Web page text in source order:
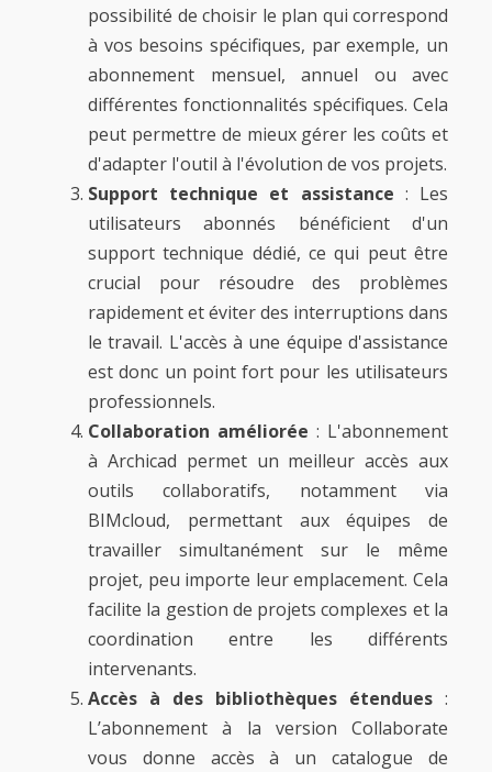
possibilité de choisir le plan qui correspond
à vos besoins spécifiques, par exemple, un
abonnement mensuel, annuel ou avec
différentes fonctionnalités spécifiques. Cela
peut permettre de mieux gérer les coûts et
d'adapter l'outil à l'évolution de vos projets.
Support technique et assistance : Les
utilisateurs abonnés bénéficient d'un
support technique dédié, ce qui peut être
crucial pour résoudre des problèmes
rapidement et éviter des interruptions dans
le travail. L'accès à une équipe d'assistance
est donc un point fort pour les utilisateurs
professionnels.
Collaboration améliorée : L'abonnement
à Archicad permet un meilleur accès aux
outils collaboratifs, notamment via
BIMcloud, permettant aux équipes de
travailler simultanément sur le même
projet, peu importe leur emplacement. Cela
facilite la gestion de projets complexes et la
coordination entre les différents
intervenants.
Accès à des bibliothèques étendues :
L’abonnement à la version Collaborate
vous donne accès à un catalogue de